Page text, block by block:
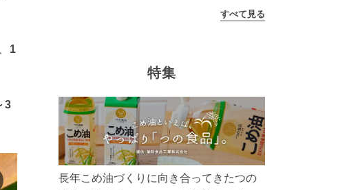
1
3
すべて見る
特集
長年こめ油づくりに向き合ってきたつの